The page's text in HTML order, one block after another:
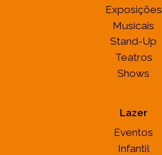
Exposições
Musicais
Stand-Up
Teatros
Shows
Lazer
Eventos
Infantil